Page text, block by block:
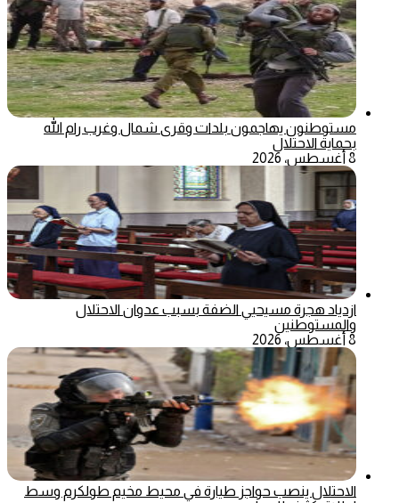
مستوطنون يهاجمون بلدات وقرى شمال وغرب رام الله
بحماية الاحتلال
8 أغسطس، 2026
ازدياد هجرة مسيحيي الضفة بسبب عدوان الاحتلال
والمستوطنين
8 أغسطس، 2026
الاحتلال ينصب حواجز طيارة في محيط مخيم طولكرم وسط